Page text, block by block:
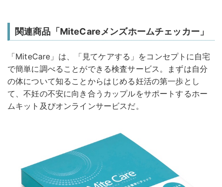
関連商品「MiteCareメンズホームチェッカー」
「MiteCare」は、「見てケアする」をコンセプトに自宅
で簡単に調べることができる検査サービス。まずは自分
の体について知ることからはじめる妊活の第一歩とし
て、不妊の不安に向き合うカップルをサポートするホー
ムキット及びオンラインサービスだ。